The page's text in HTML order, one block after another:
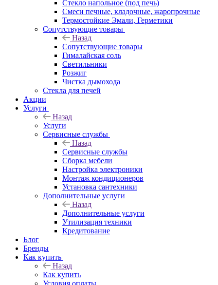
Стекло напольное (под печь)
Смеси печные, кладочные, жаропрочные
Термостойкие Эмали, Герметики
Сопутствующие товары
Назад
Сопутствующие товары
Гималайская соль
Светильники
Розжиг
Чистка дымохода
Стекла для печей
Акции
Услуги
Назад
Услуги
Сервисные службы
Назад
Сервисные службы
Сборка мебели
Настройка электроники
Монтаж кондиционеров
Установка сантехники
Дополнительные услуги
Назад
Дополнительные услуги
Утилизация техники
Кредитование
Блог
Бренды
Как купить
Назад
Как купить
Условия оплаты